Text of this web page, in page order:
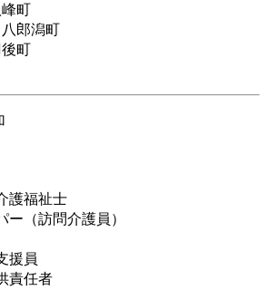
峰町
八郎潟町
町
護福祉士
ー（訪問介護員）
援員
責任者